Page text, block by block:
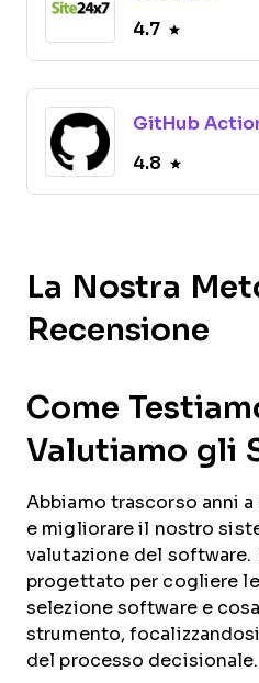
4.7
GitHub
4.8
La Nostra
Recensione
Come
Valutiamo gli
Abbiamo trascorso anni
e migliorare il nostro
valutazione del software.
progettato per cogliere
selezione software e
strumento,
del processo decisionale.